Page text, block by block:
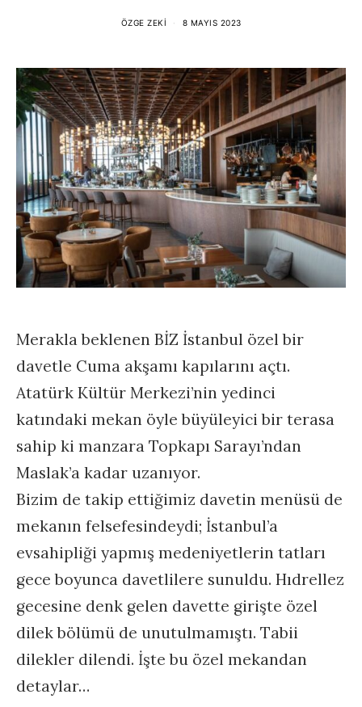
ÖZGE ZEKI 8 MAYIS 2023
Merakla beklenen BİZ İstanbul özel bir
davetle Cuma akşamı kapılarını açtı.
Atatürk Kültür Merkezi’nin yedinci
katındaki mekan öyle büyüleyici bir terasa
sahip ki manzara Topkapı Sarayı’ndan
Maslak’a kadar uzanıyor.
Bizim de takip ettiğimiz davetin menüsü de
mekanın felsefesindeydi; İstanbul’a
evsahipliği yapmış medeniyetlerin tatları
gece boyunca davetlilere sunuldu. Hıdrellez
gecesine denk gelen davette girişte özel
dilek bölümü de unutulmamıştı. Tabii
dilekler dilendi. İşte bu özel mekandan
detaylar…